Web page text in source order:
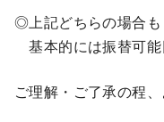
◎上記どちらの場合も
基本的には振替可能
ご理解・ご了承の程